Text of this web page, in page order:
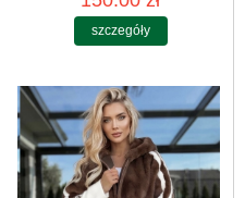
szczegóły